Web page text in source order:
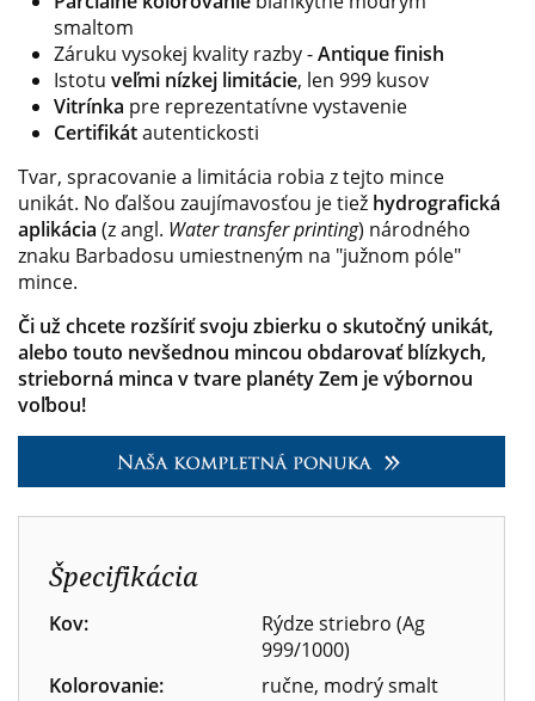
smaltom
Záruku vysokej kvality razby -Antique finish
Istotu veľmi nízkej limitácie, len 999 kusov
Vitrínka pre reprezentatívne vystavenie
Certifikátautentickosti
Tvar, spracovanie a limitácia robia z tejto mince
unikát. No ďalšou zaujímavosťou je tiež hydrografická
aplikácia (z angl. Water transfer printing) národného
znaku Barbadosu umiestneným na "južnom póle"
mince.
Či už chcete rozšíriť svoju zbierku o skutočný unikát,
alebo touto nevšednou mincou obdarovať blízkych,
strieborná minca v tvare planéty Zem je výbornou
voľbou!
Špecifikácia
Kov:
Rýdze striebro (Ag
999/1000)
Kolorovanie:
ručne, modrý smalt